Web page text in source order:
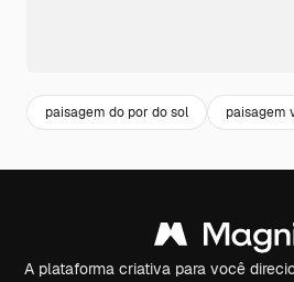
paisagem do por do sol paisagem
A plataforma criativa para você